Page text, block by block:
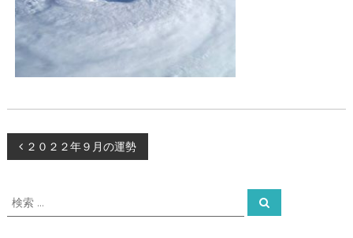
投
ナ
２０２２年９月の運勢
検
索
検
索